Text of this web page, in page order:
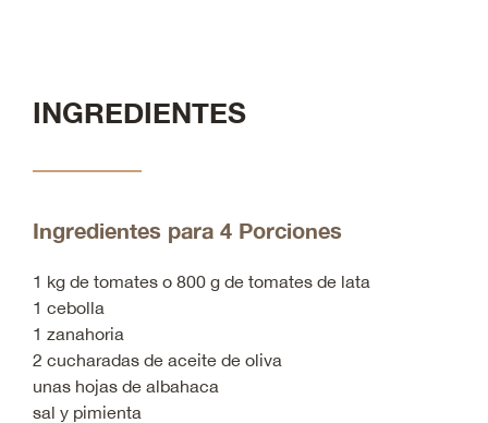
INGREDIENTES
Ingredientes para 4 Porciones
1 kg de tomates o 800 g de tomates de lata
1 cebolla
1 zanahoria
2 cucharadas de aceite de oliva
unas hojas de albahaca
sal y pimienta